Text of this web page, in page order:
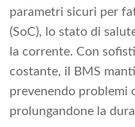
parametri sicuri per
(SoC), lo stato di
la corrente. Con
costante, il BMS
prevenendo problemi
prolungandone la